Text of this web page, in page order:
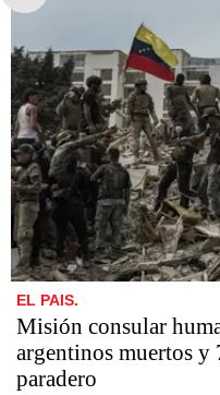
EL PAIS.
Misión consular
argentinos muertos y
paradero